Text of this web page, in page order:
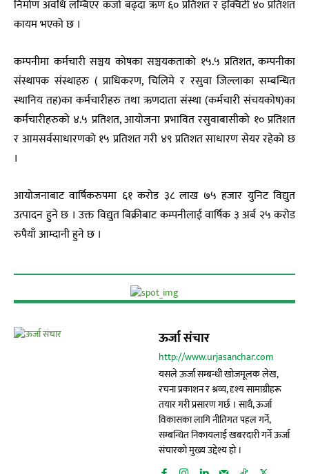
निर्माण अवधि लम्बिएर कर्जा बढ्दा ऋण ६० प्रतिशत र इक्विटी ४० प्रतिशत
कायम भएको छ ।
कम्पनीमा कर्मचारी सञ्चय कोषका सञ्चयकताको १५.५ प्रतिशत, कम्पनीका
संस्थापक संस्थाहरु ( प्राधिकरण, चिलिमे र रसुवा जिल्लाका सम्बन्धित
स्थानिय तह)का कर्मचारीहरु तथा ऋणदाता संस्था (कर्मचारी संचयकोष)का
कर्मचारीहरुको ४.५ प्रतिशत, आयोजना प्रभावित रसुवाबासीको १० प्रतिशत
र आमसर्वसाधारणको १५ प्रतिशत गरी ४९ प्रतिशत साधारण सेयर रहेको छ
।
आयोजनाबाट वार्षिकरुपमा ६१ करोड ३८ लाख ७५ हजार युनिट विद्युत
उत्पादन हुने छ । उक्त विद्युत बिक्रीबाट कम्पनीलाई वार्षिक ३ अर्ब २५ करोड
रुपैयाँ आम्दानी हुने छ ।
ऊर्जा संचार
http://www.urjasanchar.com
यसले ऊर्जा सम्बन्धी खोजमूलक लेख,
रचना प्रकाशन र श्रव्य, दृश्य सामाग्रीहरू
तयार गरी प्रसारण गर्छ । साथै, ऊर्जा
विकासका लागि नीतिगत पहल गर्ने,
सम्बन्धित निकायलाई खबरदारी गर्ने ऊर्जा
संचारको मुख्य उद्देश्य हो ।